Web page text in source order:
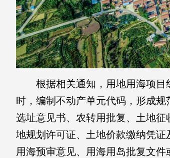
根据相关通知，用地用海项目
时，编制不动产单元代码，形成
选址意见书、农转用批复、土地
地规划许可证、土地价款缴纳凭证
用海预审意见、用海用岛批复文件